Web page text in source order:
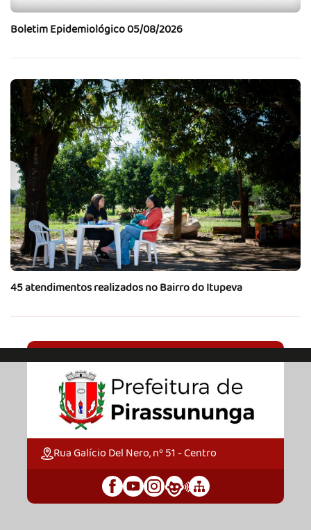
Boletim Epidemiológico 05/08/2026
45 atendimentos realizados no Bairro do Itupeva
Rua Galício Del Nero, nº 51 - Centro